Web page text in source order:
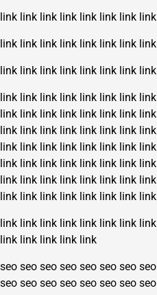
link link link link link link link link
link link link link link link link link
link link link link link link link link
link link link link link link link link
link link link link link link link link
link link link link link link link link
link link link link link link link link
link link link link link link link link
link link link link link link link link
link link link link link link link link
link link link link link link link link
link link link link link
seo seo seo seo seo seo seo seo
seo seo seo seo seo seo seo seo